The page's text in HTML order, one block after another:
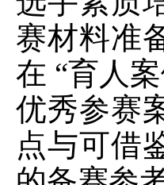
赛材料准
在 “育人
优秀参赛
点与可借